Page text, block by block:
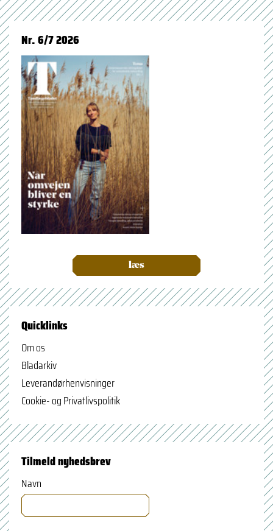
Nr. 6/7 2026
læs
Quicklinks
Om os
Bladarkiv
Leverandørhenvisninger
Cookie- og Privatlivspolitik
Tilmeld nyhedsbrev
Navn